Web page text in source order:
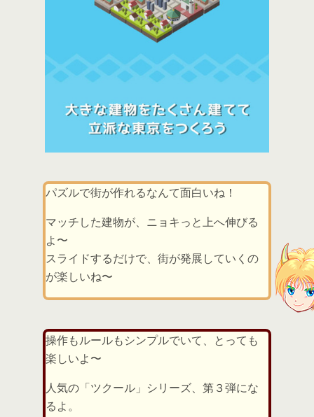
パズルで街が作れるなんて面白いね！
マッチした建物が、ニョキっと上へ伸びる
よ〜
スライドするだけで、街が発展していくの
が楽しいね〜
操作もルールもシンプルでいて、とっても
楽しいよ〜
人気の「ツクール」シリーズ、第３弾にな
るよ。